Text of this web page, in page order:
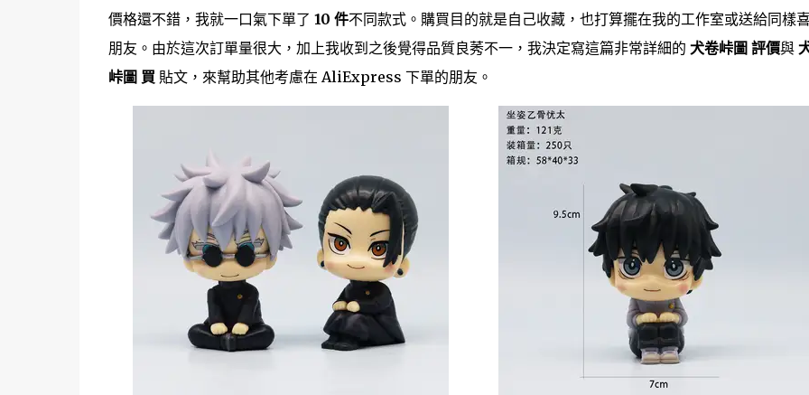
價格還不錯，我就一口氣下單了 10 件不同款式。購買目的就是自己收藏，也打算擺在我的工作室或送給同樣
朋友。由於這次訂單量很大，加上我收到之後覺得品質良莠不一，我決定寫這篇非常詳細的 犬卷峠圖 評價與
峠圖 買 貼文，來幫助其他考慮在 AliExpress 下單的朋友。